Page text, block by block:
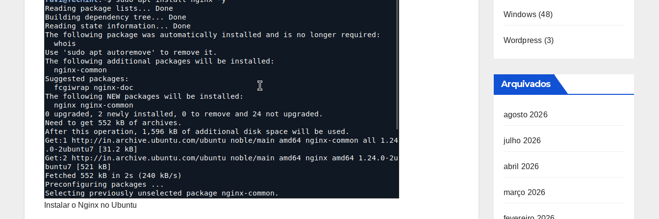
Instalar o Nginx no Ubuntu
Windows(48)
Wordpress (3)
Arquivados
agosto 2026
julho 2026
abril 2026
março 2026